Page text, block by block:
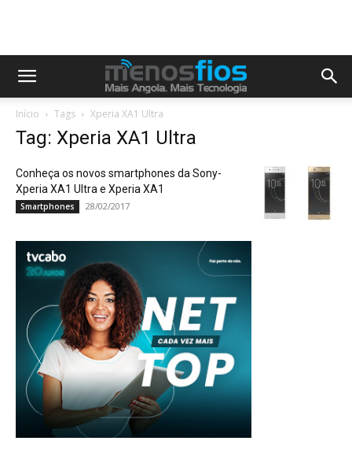
Início Tags Xperia XA1 Ultra
Tag: Xperia XA1 Ultra
Conheça os novos smartphones da Sony-
Xperia XA1 Ultra e Xperia XA1
Smartphones 28/02/2017